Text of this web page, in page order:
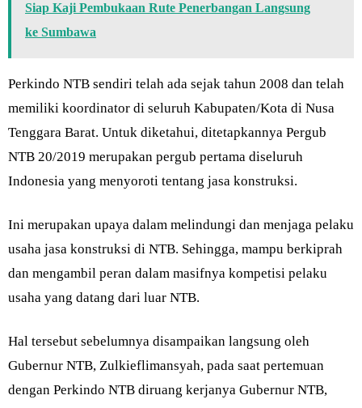
Siap Kaji Pembukaan Rute Penerbangan Langsung
ke Sumbawa
Perkindo NTB sendiri telah ada sejak tahun 2008 dan telah
memiliki koordinator di seluruh Kabupaten/Kota di Nusa
Tenggara Barat. Untuk diketahui, ditetapkannya Pergub
NTB 20/2019 merupakan pergub pertama diseluruh
Indonesia yang menyoroti tentang jasa konstruksi.
Ini merupakan upaya dalam melindungi dan menjaga pelaku
usaha jasa konstruksi di NTB. Sehingga, mampu berkiprah
dan mengambil peran dalam masifnya kompetisi pelaku
usaha yang datang dari luar NTB.
Hal tersebut sebelumnya disampaikan langsung oleh
Gubernur NTB, Zulkieflimansyah, pada saat pertemuan
dengan Perkindo NTB diruang kerjanya Gubernur NTB,